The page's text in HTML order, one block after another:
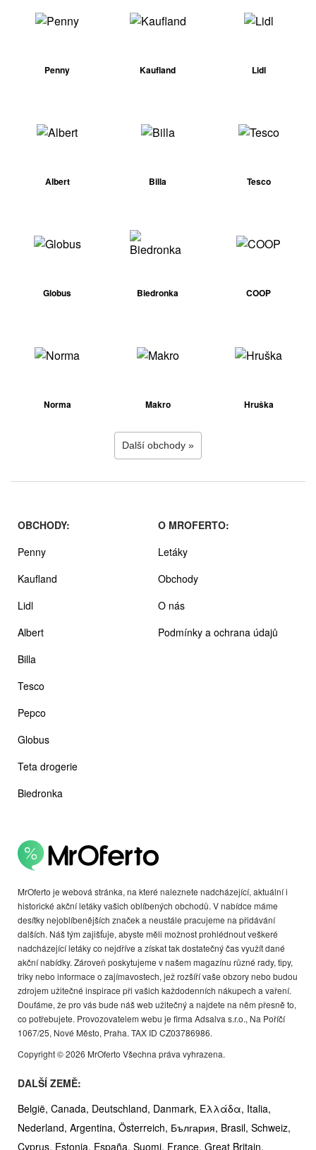
Penny Kaufland Lidl
Albert Billa Tesco
Globus Biedronka COOP
Norma Makro Hruška
Další obchody »
MrOferto je webová stránka, na které naleznete nadcházející, aktuální i
historické akční letáky vašich oblíbených obchodů. V nabídce máme
desítky nejoblíbenějších značek a neustále pracujeme na přidávání
dalších. Náš tým zajišťuje, abyste měli možnost prohlédnout veškeré
nadcházející letáky co nejdříve a získat tak dostatečný čas využít dané
akční nabídky. Zároveň poskytujeme v našem magazínu různé rady, tipy,
triky nebo informace o zajímavostech, jež rozšíří vaše obzory nebo budou
zdrojem užitečné inspirace při vašich každodenních nákupech a vaření.
Doufáme, že pro vás bude náš web užitečný a najdete na něm přesně to,
co potřebujete. Provozovatelem webu je firma Adsalva s.r.o., Na Poříčí
1067/25, Nové Město, Praha. TAX ID CZ03786986.
Copyright © 2026 MrOferto Všechna práva vyhrazena.
OBCHODY:
Penny
Kaufland
Lidl
Albert
Billa
Tesco
Pepco
Globus
Teta drogerie
Biedronka
O MROFERTO:
Letáky
Obchody
O nás
Podmínky a ochrana údajů
DALŠÍ ZEMĚ:
België, Canada, Deutschland, Danmark, Ελλάδα, Italia,
Nederland, Argentina, Österreich, България, Brasil, Schweiz,
Cyprus, Estonia, España, Suomi, France, Great Britain,